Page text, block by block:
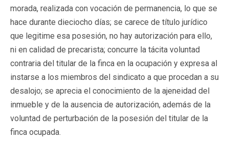
morada, realizada con vocación de permanencia, lo que se
hace durante dieciocho días; se carece de título jurídico
que legitime esa posesión, no hay autorización para ello,
ni en calidad de precarista; concurre la tácita voluntad
contraria del titular de la finca en la ocupación y expresa al
instarse a los miembros del sindicato a que procedan a su
desalojo; se aprecia el conocimiento de la ajeneidad del
inmueble y de la ausencia de autorización, además de la
voluntad de perturbación de la posesión del titular de la
finca ocupada.